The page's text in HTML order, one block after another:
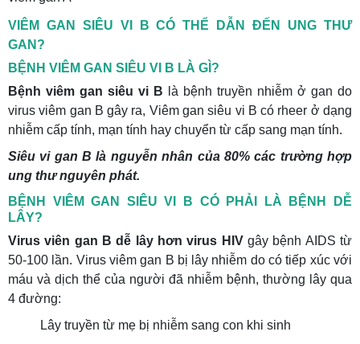
VIÊM GAN SIÊU VI B CÓ THỂ DẪN ĐẾN UNG THƯ
GAN?
BỆNH VIÊM GAN SIÊU VI B LÀ GÌ?
Bệnh viêm gan siêu vi B là bệnh truyền nhiễm ở gan do
virus viêm gan B gây ra, Viêm gan siêu vi B có rheer ở dạng
nhiễm cấp tính, mạn tính hay chuyển từ cấp sang mạn tính.
Siêu vi gan B là nguyễn nhân của 80% các trường hợp
ung thư nguyên phát.
BỆNH VIÊM GAN SIÊU VI B CÓ PHẢI LÀ BỆNH DỄ
LÂY?
Virus viên gan B dễ lây hơn virus HIVgây bệnh AIDS từ
50-100 lần. Virus viêm gan B bị lây nhiễm do có tiếp xúc với
máu và dịch thể của người đã nhiễm bệnh, thường lây qua
4 đường:
Lây truyền từ mẹ bị nhiễm sang con khi sinh